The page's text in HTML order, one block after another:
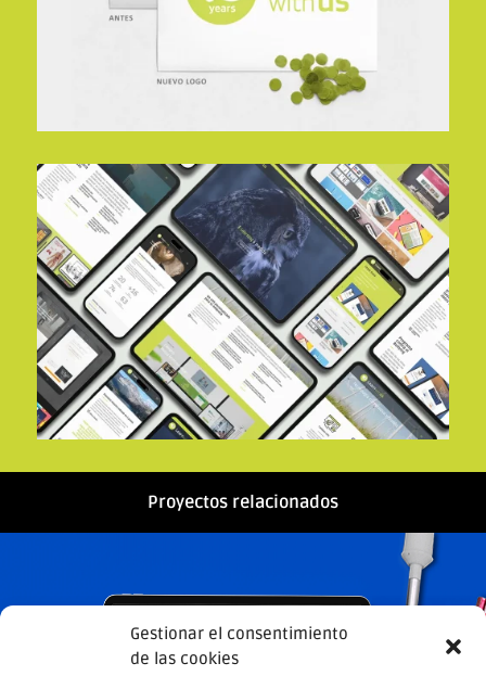
Gestionar el consentimiento
de las cookies
Proyectos relacionados